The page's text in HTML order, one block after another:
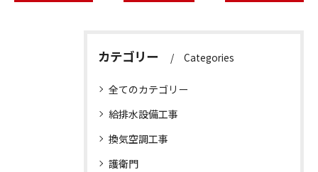
カテゴリー Categories
全てのカテゴリー
給排水設備工事
換気空調工事
護衛門